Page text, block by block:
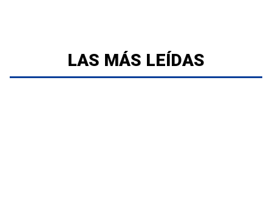
LAS MÁS LEÍDAS